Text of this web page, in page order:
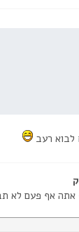
לבוא רעב
אתה אף פעם לא